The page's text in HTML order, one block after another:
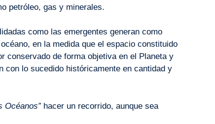
petróleo, gas y minerales.
como las emergentes generan como
en la medida que el espacio constituido
conservado de forma objetiva en el Planeta y
con lo sucedido históricamente en cantidad y
Océanos”hacer un recorrido, aunque sea